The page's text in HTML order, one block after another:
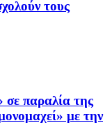
τους
παραλία της
με την